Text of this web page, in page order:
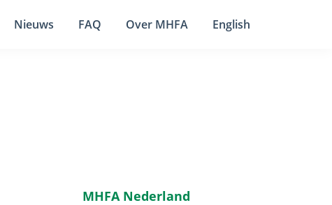
Nieuws FAQ Over MHFA English
MHFA Nederland